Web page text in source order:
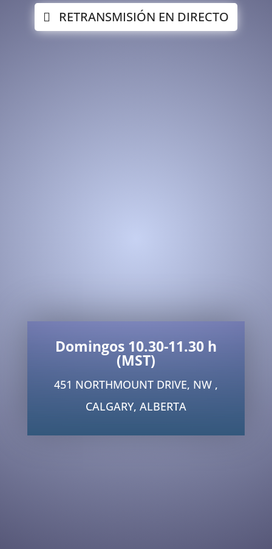
RETRANSMISIÓN EN DIRECTO
Domingos 10.30-11.30 h
(MST)
451 NORTHMOUNT DRIVE, NW ,
CALGARY, ALBERTA